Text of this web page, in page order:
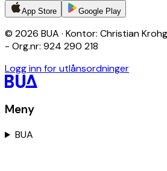
App Store Google Play
© 2026 BUA · Kontor: Christian
- Org.nr: 924 290 218
Logg inn for utlånsordninger
Meny
BUA